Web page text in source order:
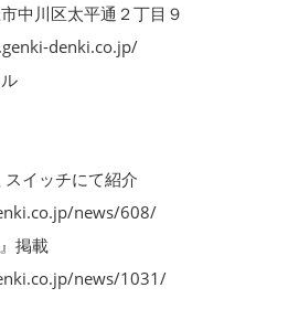
中川区太平通２丁目９
denki.co.jp/
イッチにて紹介
news/608/
掲載
news/1031/